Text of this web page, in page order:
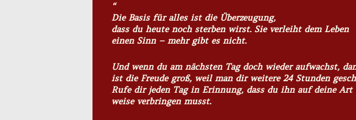
“
Die Basis für alles ist die Überzeugung,
dass du heute noch sterben wirst. Sie verleiht dem Leben
einen Sinn – mehr gibt es nicht.
Und wenn du am nächsten Tag doch wieder aufwachst,
ist die Freude groß, weil man dir weitere 24 Stunden
Rufe dir jeden Tag in Erinnung, dass du ihn auf deine Art
weise verbringen musst.